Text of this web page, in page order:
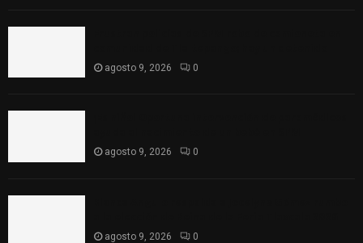
agosto 9, 2026 0
agosto 9, 2026 0
agosto 9, 2026 0